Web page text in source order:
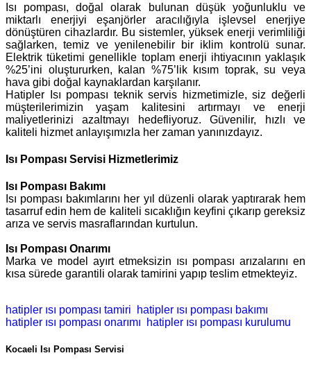
Isı pompası, doğal olarak bulunan düşük yoğunluklu ve
miktarlı enerjiyi eşanjörler aracılığıyla işlevsel enerjiye
dönüştüren cihazlardır. Bu sistemler, yüksek enerji verimliliği
sağlarken, temiz ve yenilenebilir bir iklim kontrolü sunar.
Elektrik tüketimi genellikle toplam enerji ihtiyacının yaklaşık
%25’ini oluştururken, kalan %75’lik kısım toprak, su veya
hava gibi doğal kaynaklardan karşılanır.
Hatipler Isı pompası teknik servis hizmetimizle, siz değerli
müşterilerimizin yaşam kalitesini artırmayı ve enerji
maliyetlerinizi azaltmayı hedefliyoruz. Güvenilir, hızlı ve
kaliteli hizmet anlayışımızla her zaman yanınızdayız.
Isı Pompası Servisi Hizmetlerimiz
Isı Pompası Bakımı
Isı pompası bakımlarını her yıl düzenli olarak yaptırarak hem
tasarruf edin hem de kaliteli sıcaklığın keyfini çıkarıp gereksiz
arıza ve servis masraflarından kurtulun.
Isı Pompası Onarımı
Marka ve model ayırt etmeksizin ısı pompası arızalarını en
kısa sürede garantili olarak tamirini yapıp teslim etmekteyiz.
hatipler ısı pompası tamiri
hatipler ısı pompası bakımı
hatipler ısı pompası onarımı
hatipler ısı pompası kurulumu
Kocaeli Isı Pompası Servisi